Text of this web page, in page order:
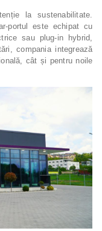
la sustenabilitate.
portul este echipat cu
sau plug-in hybrid,
compania integrează
cât și pentru noile